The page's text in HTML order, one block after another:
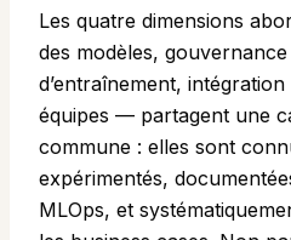
Les quatre dimensions
des modèles,
d’entraînement,
équipes — partagent une
commune : elles sont
expérimentés,
MLOps, et